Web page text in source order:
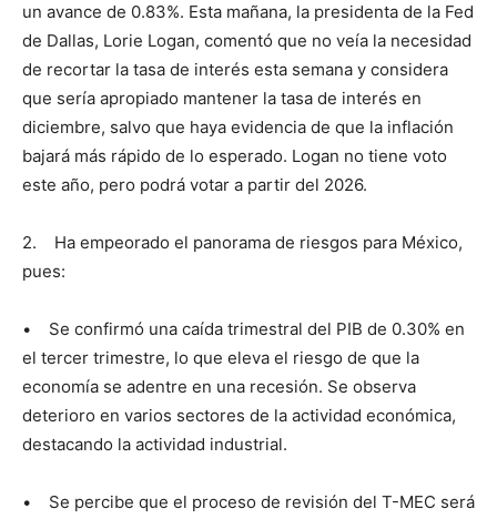
un avance de 0.83%. Esta mañana, la presidenta de la Fed
de Dallas, Lorie Logan, comentó que no veía la necesidad
de recortar la tasa de interés esta semana y considera
que sería apropiado mantener la tasa de interés en
diciembre, salvo que haya evidencia de que la inflación
bajará más rápido de lo esperado. Logan no tiene voto
este año, pero podrá votar a partir del 2026.
2. Ha empeorado el panorama de riesgos para México,
pues:
• Se confirmó una caída trimestral del PIB de 0.30% en
el tercer trimestre, lo que eleva el riesgo de que la
economía se adentre en una recesión. Se observa
deterioro en varios sectores de la actividad económica,
destacando la actividad industrial.
• Se percibe que el proceso de revisión del T-MEC será